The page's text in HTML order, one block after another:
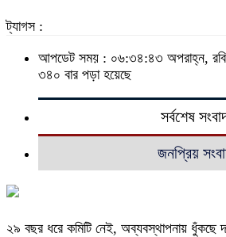
ট্যাগস :
আপডেট সময় : ০৬:৩৪:৪৩ অপরাহ্ন,
৩৪০ বার পড়া হয়েছে
সর্বশেষ
জনপ্রিয়
২৯ বছর ধরে কমিটি নেই, অব্যবস্থাপনায় ধুঁকছে